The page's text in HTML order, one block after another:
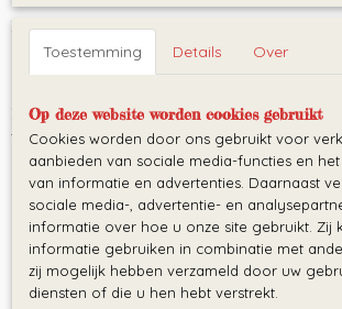
Inloggen Registreren
Home >Bijtringen>Houten bijtring met koala
Toestemming Details Over
Op deze website worden cookies gebruikt
Cookies worden door ons gebruikt voor
aanbieden van sociale media-functies en
van informatie en advertenties. Daarnaast
sociale media-, advertentie- en
informatie over hoe u onze site gebruikt. Zij
informatie gebruiken in combinatie met
zij mogelijk hebben verzameld door uw
diensten of die u hen hebt verstrekt.